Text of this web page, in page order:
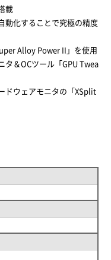
載
動化することで究極の精度
Alloy Power II」を使用
タ＆OCツール「GPU Twea
ドウェアモニタの「XSplit